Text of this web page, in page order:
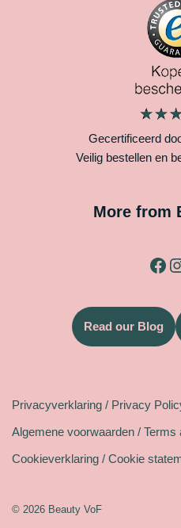
Gecertificeerd
Veilig bestellen en
More from
Read our Blog
Privacyverklaring / Privacy
Algemene voorwaarden / Terms
Cookieverklaring / Cookie
© 2026 Beauty VoF